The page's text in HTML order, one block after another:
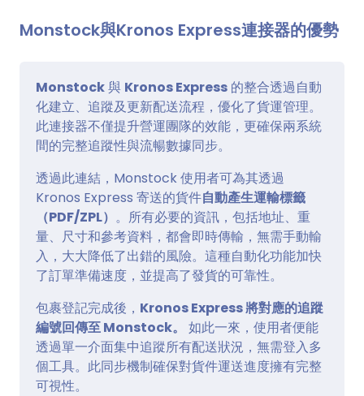
Monstock與Kronos Express連接器的優勢
Monstock與 Kronos Express 的整合透過自動
化建立、追蹤及更新配送流程，優化了貨運管理。
此連接器不僅提升營運團隊的效能，更確保兩系統
間的完整追蹤性與流暢數據同步。
透過此連結，Monstock 使用者可為其透過
Kronos Express 寄送的貨件自動產生運輸標籤
（PDF/ZPL） 。所有必要的資訊，包括地址、重
量、尺寸和參考資料，都會即時傳輸，無需手動輸
入，大大降低了出錯的風險。這種自動化功能加快
了訂單準備速度，並提高了發貨的可靠性。
包裹登記完成後， Kronos Express 將對應的追蹤
編號回傳至 Monstock。
如此一來，使用者便能
透過單一介面集中追蹤所有配送狀況，無需登入多
個工具。此同步機制確保對貨件運送進度擁有完整
可視性。